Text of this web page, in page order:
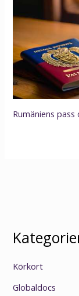
Rumäniens pass
Körkort
Globaldocs